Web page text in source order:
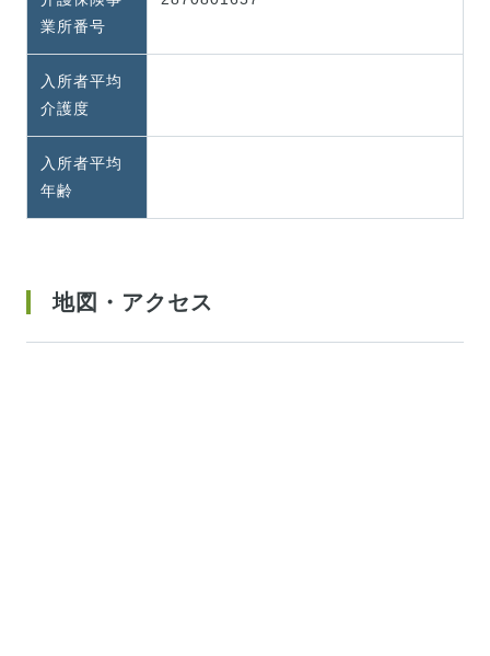
業所番号
入所者平均
介護度
入所者平均
年齢
地図・アクセス